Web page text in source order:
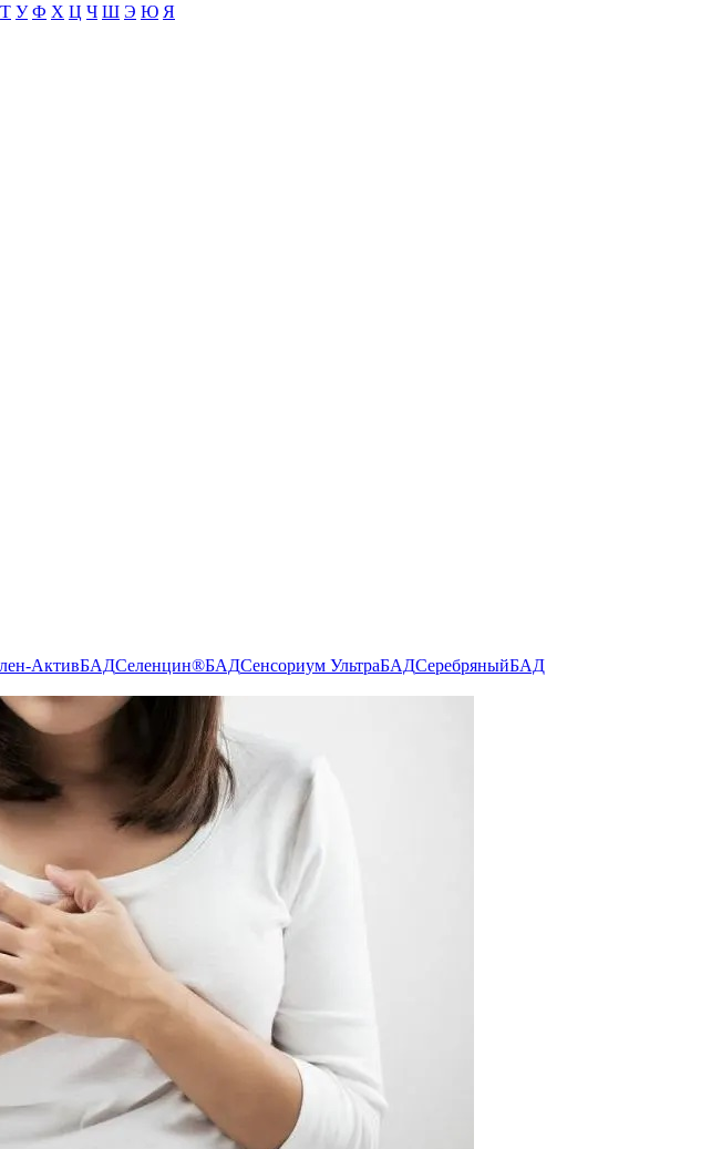
Т У Ф Х Ц Ч Ш Э Ю Я
АктивБАДСеленцин®БАДСенсориум УльтраБАДСеребряныйБАД